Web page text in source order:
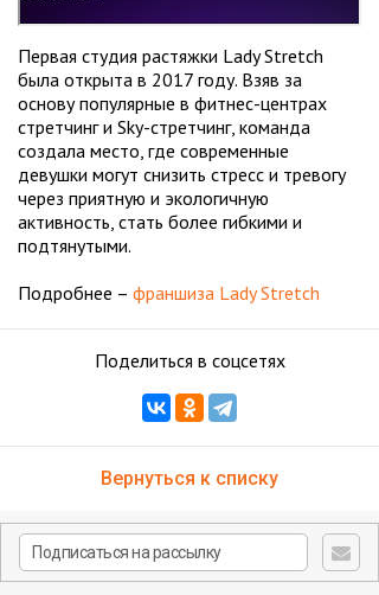
Первая студия растяжки Lady Stretch
была открыта в 2017 году. Взяв за
основу популярные в фитнес-центрах
стретчинг и Sky-стретчинг, команда
создала место, где современные
девушки могут снизить стресс и тревогу
через приятную и экологичную
активность, стать более гибкими и
подтянутыми.
Подробнее – франшиза Lady Stretch
Поделиться в соцсетях
Вернуться к списку